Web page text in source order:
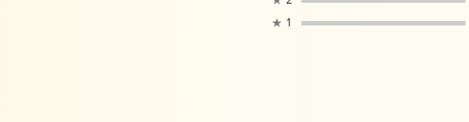
★ 1